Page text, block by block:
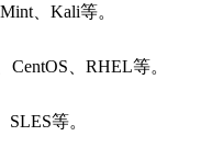
Mint、Kali等。
CentOS、RHEL等。
等。